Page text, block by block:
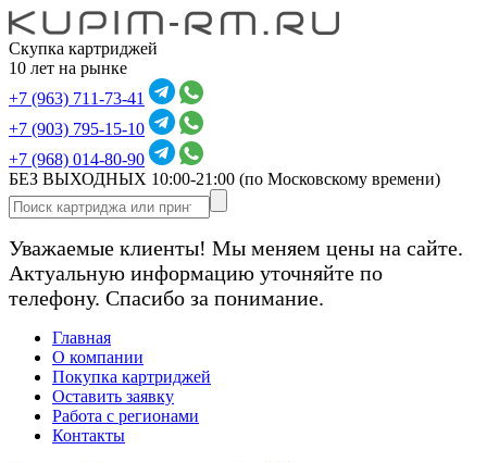
Скупка картриджей
10 лет на рынке
+7 (963) 711-73-41
+7 (903) 795-15-10
+7 (968) 014-80-90
БЕЗ ВЫХОДНЫХ 10:00-21:00 (по Московскому времени)
Уважаемые клиенты! Мы меняем цены на сайте.
Актуальную информацию уточняйте по
телефону. Спасибо за понимание.
Главная
О компании
Покупка картриджей
Оставить заявку
Работа с регионами
Контакты